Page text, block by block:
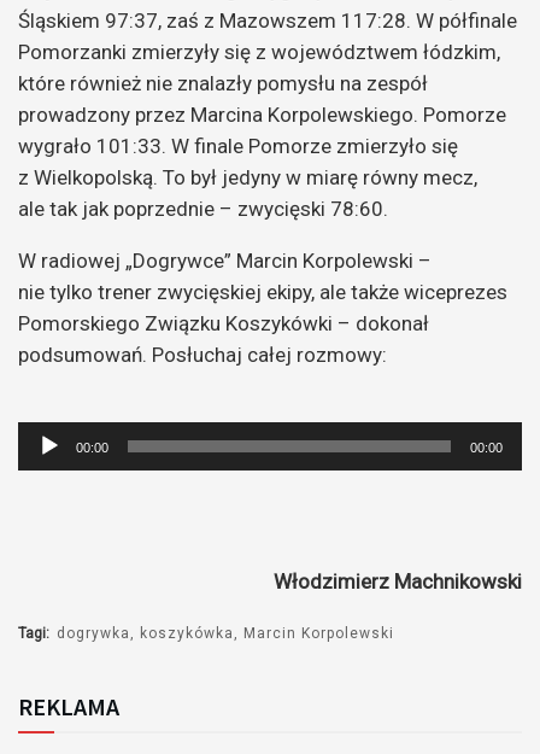
Śląskiem 97:37, zaś z Mazowszem 117:28. W półfinale
Pomorzanki zmierzyły się z województwem łódzkim,
które również nie znalazły pomysłu na zespół
prowadzony przez Marcina Korpolewskiego. Pomorze
wygrało 101:33. W finale Pomorze zmierzyło się
z Wielkopolską. To był jedyny w miarę równy mecz,
ale tak jak poprzednie – zwycięski 78:60.
W radiowej „Dogrywce” Marcin Korpolewski –
nie tylko trener zwycięskiej ekipy, ale także wiceprezes
Pomorskiego Związku Koszykówki – dokonał
podsumowań. Posłuchaj całej rozmowy:
Odtwarzacz
plików
00:00 00:00
Włodzimierz Machnikowski
Tagi: dogrywka koszykówka Marcin Korpolewski
REKLAMA